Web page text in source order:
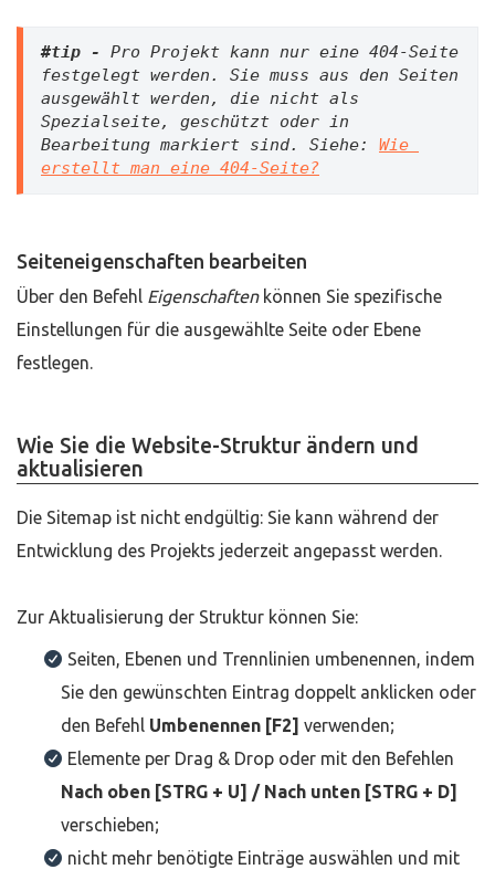
#tip -
Pro Projekt kann nur eine 404-Seite
festgelegt werden. Sie muss aus den Seiten
ausgewählt werden, die nicht als
Spezialseite, geschützt oder in
Bearbeitung markiert sind. Siehe: Wie
erstellt man eine 404-Seite?
Seiteneigenschaften bearbeiten
Über den Befehl Eigenschaftenkönnen Sie spezifische
Einstellungen für die ausgewählte Seite oder Ebene
festlegen.
Wie Sie die Website-Struktur ändern und
aktualisieren
Die Sitemap ist nicht endgültig: Sie kann während der
Entwicklung des Projekts jederzeit angepasst werden.
Zur Aktualisierung der Struktur können Sie:
Seiten, Ebenen und Trennlinien umbenennen, indem
Sie den gewünschten Eintrag doppelt anklicken oder
den Befehl Umbenennen [F2] verwenden;
Elemente per Drag & Drop oder mit den Befehlen
Nach oben [STRG + U] / Nach unten [STRG + D]
verschieben;
nicht mehr benötigte Einträge auswählen und mit